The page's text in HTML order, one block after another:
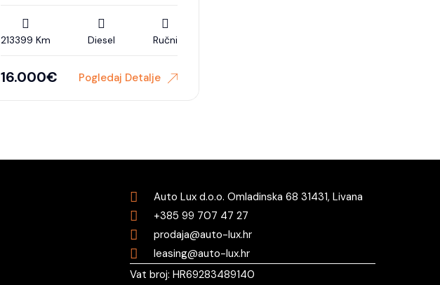
213399 Km Diesel Ručni
16.000€ Pogledaj Detalje
Auto Lux d.o.o. Omladinska 68 31431, Livana
+385 99 707 47 27
prodaja@auto-lux.hr
leasing@auto-lux.hr
Vat broj: HR69283489140